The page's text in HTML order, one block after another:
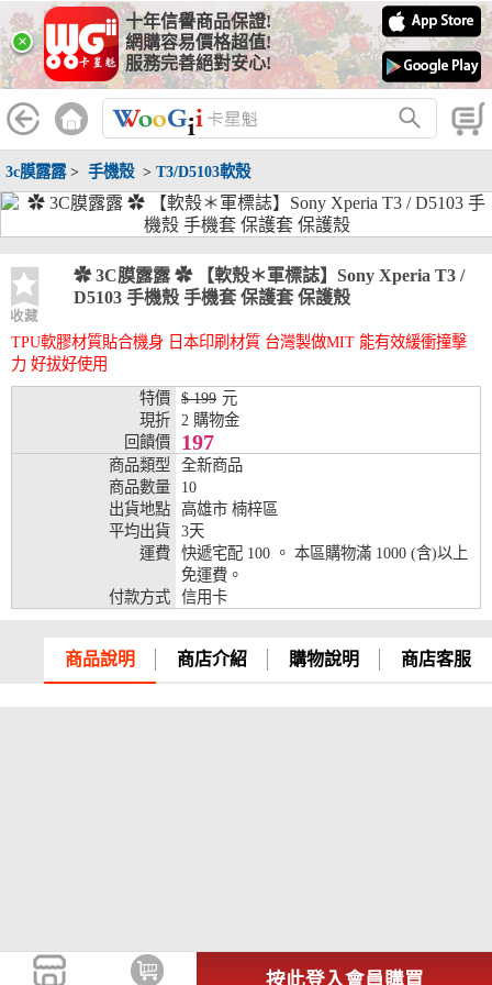
×
十年信譽商品保證!
網購容易價格超值!
服務完善絕對安心!
3c膜露露> 手機殼> T3/D5103軟殼
收藏
✿ 3C膜露露 ✿ 【軟殼＊軍標誌】Sony Xperia T3 /
D5103 手機殼 手機套 保護套 保護殼
TPU軟膠材質貼合機身 日本印刷材質 台灣製做MIT 能有效緩衝撞擊
力 好拔好使用
特價
$ 199 元
現折
2 購物金
回饋價
197
商品類型
全新商品
商品數量
10
出貨地點
高雄市 楠梓區
平均出貨
3天
運費
快遞宅配 100 。 本區購物滿 1000 (含)以上
免運費。
付款方式
信用卡
商品說明 商店介紹 購物說明 商店客服
按此登入會員購買
線上分期銀行
WooGii 與 綠界 合作，『信用卡分期付款』 與 『信用卡零利率
分期付款』 的配合銀行如下：
分期期數 提供分期之銀行
兆豐銀行、合作金庫、第一銀行、華南銀行、
彰化銀行、上海銀行、富邦銀行、國泰世華、
台灣企銀、台中銀行、匯豐銀行、華泰銀行、
銀、元大銀行、永豐銀行、玉山銀行、凱基銀
行、星展銀行、台新銀行、安泰銀行、中國信
兆豐銀行、合作金庫、第一銀行、華南銀行、
台灣企銀、台中銀行、匯豐銀行、華泰銀行、
臺灣新光銀行、陽信銀行、聯邦銀行、遠東商
銀、元大銀行、永豐銀行、玉山銀行、凱基銀
行、星展銀行、台新銀行、安泰銀行、中國信
託、台灣樂天、三信商銀
兆豐銀行、合作金庫、第一銀行、華南銀行、
彰化銀行、上海銀行、富邦銀行、國泰世華、
台灣企銀、台中銀行、匯豐銀行、華泰銀行、
臺灣新光銀行、陽信銀行、聯邦銀行、遠東商
銀、元大銀行、永豐銀行、玉山銀行、凱基銀
託、台灣樂天、三信商銀
兆豐銀行、合作金庫、第一銀行、華南銀行、